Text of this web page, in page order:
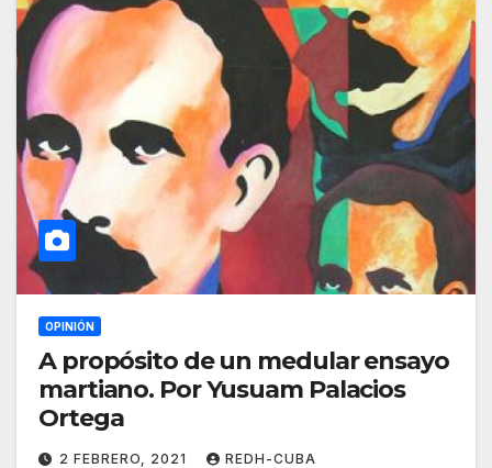
OPINIÓN
A propósito de un medular ensayo
martiano. Por Yusuam Palacios
Ortega
2 FEBRERO, 2021 REDH-CUBA